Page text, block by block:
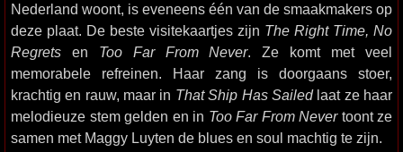
Nederland woont, is eveneens één van de smaakmakers op
deze plaat. De beste visitekaartjes zijn The Right Time, No
Regrets en Too Far From Never. Ze komt met veel
memorabele refreinen. Haar zang is doorgaans stoer,
krachtig en rauw, maar in That Ship Has Sailedlaat ze haar
melodieuze stem gelden en in Too Far From Nevertoont ze
samen met Maggy Luyten de blues en soul machtig te zijn.